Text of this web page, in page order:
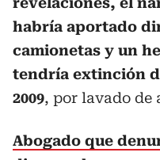
habría aportado
camionetas y un
tendría extinción
2009, por lavado de
Abogado que